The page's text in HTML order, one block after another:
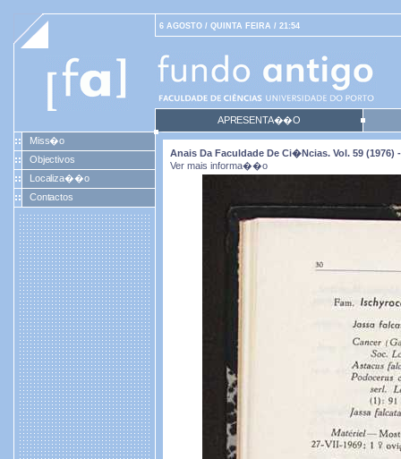
6 AGOSTO / QUINTA FEIRA / 21:54
APRESENTA��O
Miss�o
Objectivos
Localiza��o
Contactos
Anais Da Faculdade De Ci�ncias. Vol. 59 (1976) -
Ver mais informa��o